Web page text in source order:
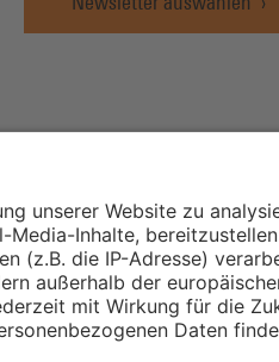
Wirtschafts- und
Institut